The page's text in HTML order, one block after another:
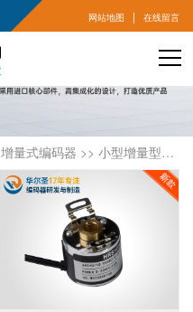
网站地图 | 在线留言
增量式编码器 >> 小型增量型编码器